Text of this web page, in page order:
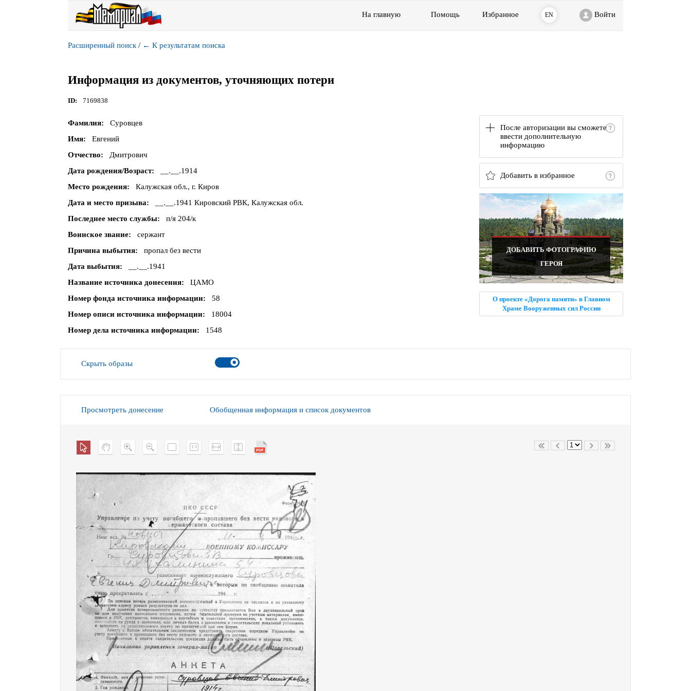
На главную Помощь Избранное EN Войти
Расширенный поиск / ← К результатам поиска
Информация из документов, уточняющих потери
ID 7169838
После авторизации вы сможете
ввести дополнительную
информацию
Добавить в избранное
ДОБАВИТЬ ФОТОГРАФИЮ
ГЕРОЯ
О проекте «Дорога памяти» в Главном
Храме Вооруженных сил России
Фамилия
Суровцев
Имя
Евгений
Отчество
Дмитрович
Дата рождения/Возраст
__.__.1914
Место рождения
Калужская обл., г. Киров
Дата и место призыва
__.__.1941 Кировский РВК, Калужская обл.
Последнее место службы
п/я 204/к
Воинское звание
сержант
Причина выбытия
пропал без вести
Дата выбытия
__.__.1941
Название источника донесения
ЦАМО
Номер фонда источника информации
58
Номер описи источника информации
18004
Номер дела источника информации
1548
Скрыть образы
Просмотреть донесение Обобщенная информация и список документов